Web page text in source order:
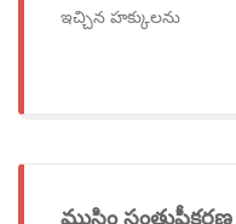
ఇచ్చిన హక్కులను
ముస్లిం